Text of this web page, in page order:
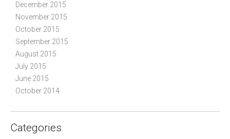
December 2015
November 2015
October 2015
September 2015
August 2015
July 2015
June 2015
October 2014
Categories